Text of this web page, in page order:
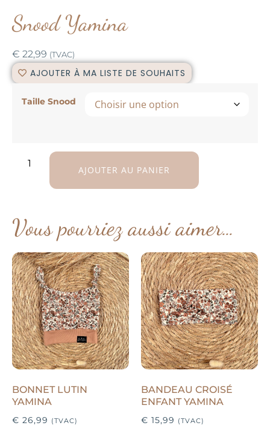
Snood Yamina
€ 22,99 (TVAC)
AJOUTER À MA LISTE DE SOUHAITS
Taille Snood
AJOUTER AU PANIER
Vous pourriez aussi aimer…
BONNET LUTIN
YAMINA
€ 26,99 (TVAC)
BANDEAU CROISÉ
ENFANT YAMINA
€ 15,99 (TVAC)